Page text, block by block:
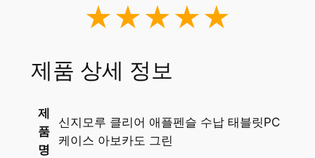
★★★★★
제품 상세 정보
제
품
명
신지모루 클리어 애플펜슬 수납 태블릿PC
케이스 아보카도 그린